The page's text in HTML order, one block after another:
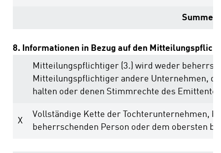
Summe
8. Informationen in Bezug auf den
Mitteilungspflichtiger (3.) wird weder
Mitteilungspflichtiger andere Unternehmen,
halten oder denen Stimmrechte des
X
Vollständige Kette der Tochterunternehmen,
beherrschenden Person oder dem obersten